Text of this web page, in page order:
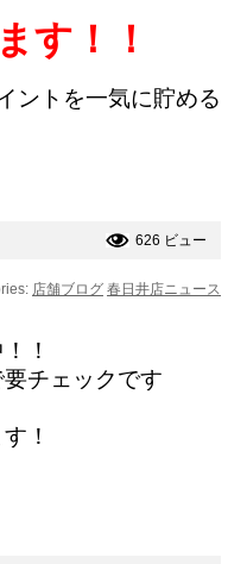
す！！
ントを一気に貯める
626 ビュー
店舗ブログ 春日井店ニュース
！
チェックです
！